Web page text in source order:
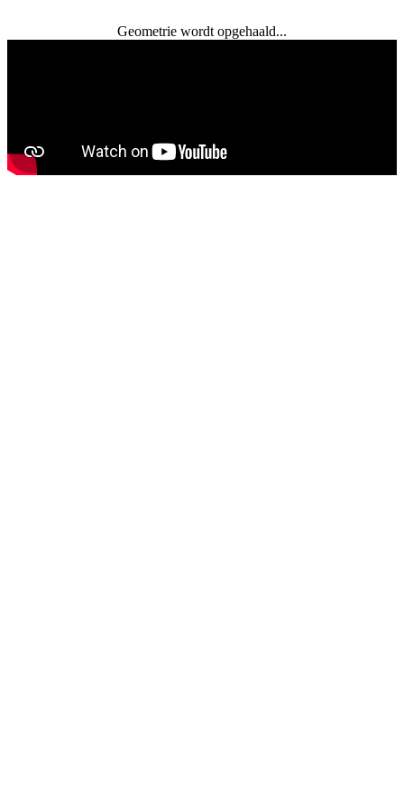
Geometrie wordt opgehaald...